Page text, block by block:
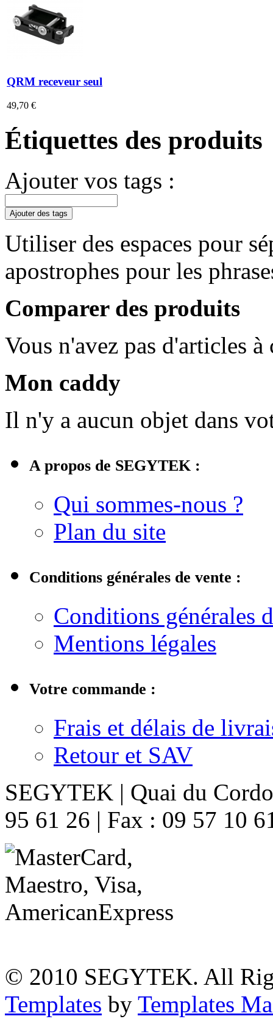
QRM receveur seul
49,70 €
Étiquettes des produits
Ajouter vos tags :
Ajouter des tags
Utiliser des espaces pour
apostrophes pour les
Comparer des produits
Vous n'avez pas d'articles à
Mon caddy
Il n'y a aucun objet dans
A propos de SEGYTEK :
Qui sommes-nous ?
Plan du site
Conditions générales de vente :
Conditions générales
Mentions légales
Votre commande :
Frais et délais de
Retour et SAV
SEGYTEK | Quai du
95 61 26 | Fax : 09 57 10
© 2010 SEGYTEK. All
Templates by Templates